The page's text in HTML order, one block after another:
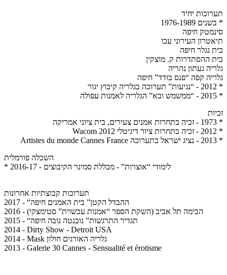
תערוכות יחיד
* בשנים 1976-1989
סינמטק חיפה
תיאטרון העירוני עכו
בית נגלר חיפה
בית ההסתדרות ק. מוצקין
גלריה געתון נהריה
גלריה קפה “פנס בודד” חיפה
* 2012 - “נגיעות” תערוכה בגלריה קיבוץ יגור
* 2015 - “ממשמש ובא” הגלריה לאמנות עפולה
זכיות
* 1973 - זכיה בתחרות אמנים צעירים, בית ציוני אמריקה
* 2012 - זכיה בתחרות ציור דיגיטלי 2012 Wacom
* 2013 - נציג ישראל בתערוכה Artistes du monde Cannes France
השכלה פורמלית
* 2016-17 - לימודי “אוצרות” - מכללת סמינר הקיבוצים
תערוכות קבוצתיות אחרונות
2017 - “ההבדל הקטן” בית האמנים חיפה
2016 - הבימה תל אביב (השקת הספר “אמנות עכשוית” סטימצקי)
2015 - “תגדיר התרגשות” נובנטה נובה חיפה
2014 - Dirty Show - Detroit USA
2014 - Mask גלריה האורגים חולון
2013 - Galerie 30 Cannes - Sensualité et érotisme